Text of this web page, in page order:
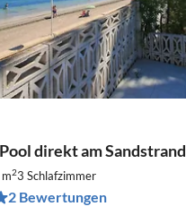
direkt am Sandstrand
23 Schlafzimmer
2 Bewertungen